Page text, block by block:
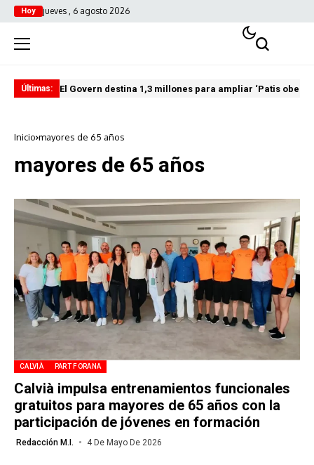
Hoy jueves , 6 agosto 2026
Últimas: El Govern destina 1,3 millones para ampliar ‘Patis
Inicio mayores de 65 años
mayores de 65 años
CALVIÀ PART FORANA
Calvià impulsa entrenamientos funcionales
gratuitos para mayores de 65 años con la
participación de jóvenes en formación
Redacción M.I. 4 De Mayo De 2026